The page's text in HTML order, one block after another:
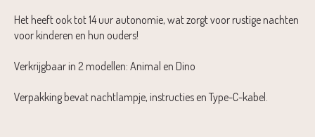
Het heeft ook tot 14 uur autonomie, wat zorgt voor rustige nachten
voor kinderen en hun ouders!
Verkrijgbaar in 2 modellen: Animal en Dino
Verpakking bevat nachtlampje, instructies en Type-C-kabel.